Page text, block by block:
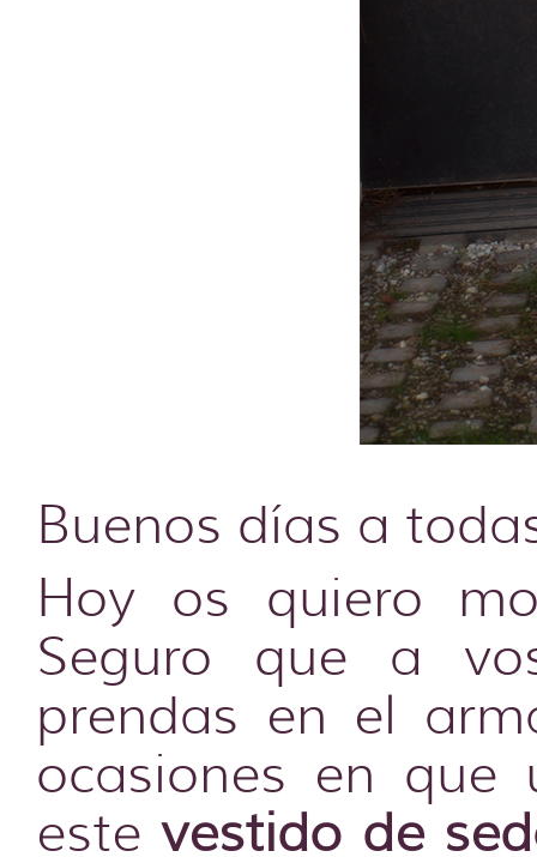
Buenos días a
Hoy os quiero
Seguro que a
prendas en el
ocasiones en que
estevestido de